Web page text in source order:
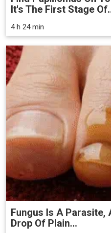
It's The First Stage
4 h 24 min
Fungus Is A Parasite,
Drop Of Plain...